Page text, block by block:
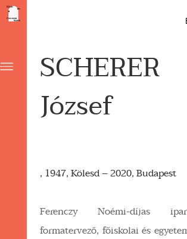
SCHERER
József
, 1947, Kölesd – 2020, Budapest
Ferenczy Noémi-díjas
formatervező, főiskolai és